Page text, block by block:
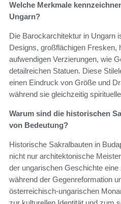
Welche Merkmale
Ungarn?
Die Barockarchitektur in Ungarn
Designs, großflächigen Fresken,
aufwendigen Verzierungen, wie
detailreichen Statuen. Diese
einen Eindruck von Größe und
während sie gleichzeitig
Warum sind die historischen
von Bedeutung?
Historische Sakralbauten in
nicht nur architektonische
der ungarischen Geschichte
während der Gegenreformation
österreichisch-ungarischen